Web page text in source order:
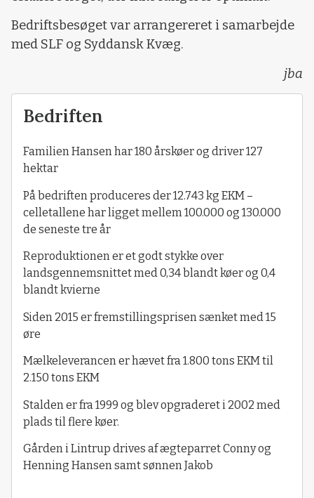
Bedriftsbesøget var arrangereret i samarbejde
med SLF og Syddansk Kvæg.
jba
Bedriften
Familien Hansen har 180 årskøer og driver 127
hektar
På bedriften produceres der 12.743 kg EKM –
celletallene har ligget mellem 100.000 og 130.000
de seneste tre år
Reproduktionen er et godt stykke over
landsgennemsnittet med 0,34 blandt køer og 0,4
blandt kvierne
Siden 2015 er fremstillingsprisen sænket med 15
øre
Mælkeleverancen er hævet fra 1.800 tons EKM til
2.150 tons EKM
Stalden er fra 1999 og blev opgraderet i 2002 med
plads til flere køer.
Gården i Lintrup drives af ægteparret Conny og
Henning Hansen samt sønnen Jakob